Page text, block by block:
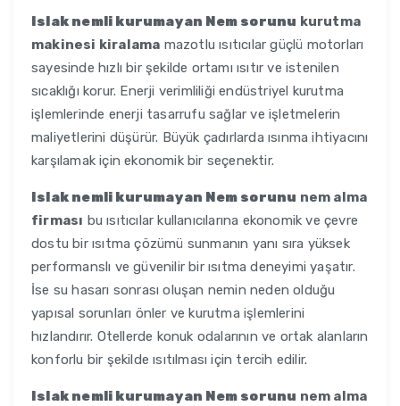
Islak nemli kurumayan Nem sorunu kurutma
makinesi kiralama mazotlu ısıtıcılar güçlü motorları
sayesinde hızlı bir şekilde ortamı ısıtır ve istenilen
sıcaklığı korur. Enerji verimliliği endüstriyel kurutma
işlemlerinde enerji tasarrufu sağlar ve işletmelerin
maliyetlerini düşürür. Büyük çadırlarda ısınma ihtiyacını
karşılamak için ekonomik bir seçenektir.
Islak nemli kurumayan Nem sorunu nem alma
firması bu ısıtıcılar kullanıcılarına ekonomik ve çevre
dostu bir ısıtma çözümü sunmanın yanı sıra yüksek
performanslı ve güvenilir bir ısıtma deneyimi yaşatır.
İse su hasarı sonrası oluşan nemin neden olduğu
yapısal sorunları önler ve kurutma işlemlerini
hızlandırır. Otellerde konuk odalarının ve ortak alanların
konforlu bir şekilde ısıtılması için tercih edilir.
Islak nemli kurumayan Nem sorunu nem alma